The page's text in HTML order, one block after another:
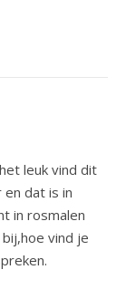
leuk vind dit
dat is in
in rosmalen
vind je